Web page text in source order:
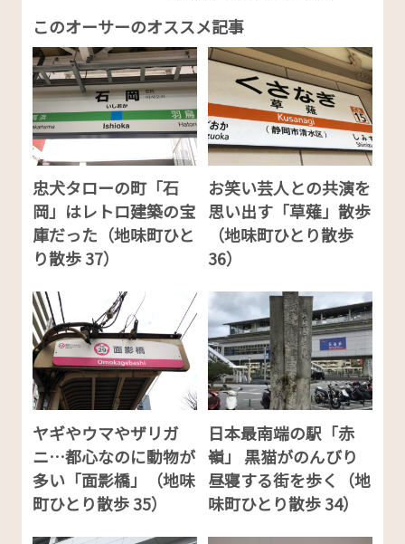
このオーサーのオススメ記事
忠犬タローの町「石
岡」はレトロ建築の宝
庫だった（地味町ひと
り散歩 37）
お笑い芸人との共演を
思い出す「草薙」散歩
（地味町ひとり散歩
36）
ヤギやウマやザリガ
ニ…都心なのに動物が
多い「面影橋」（地味
町ひとり散歩 35）
日本最南端の駅「赤
嶺」 黒猫がのんびり
昼寝する街を歩く（地
味町ひとり散歩 34）